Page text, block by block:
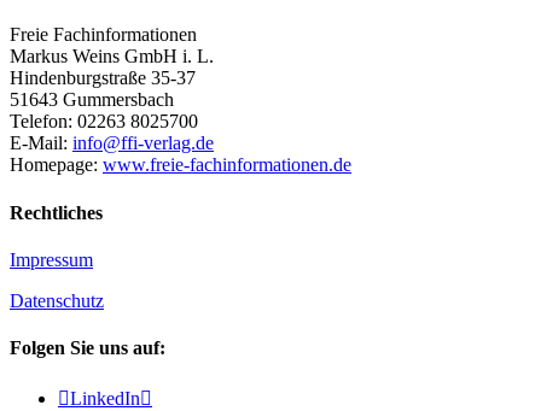
Freie Fachinformationen
Markus Weins GmbH i. L.
Hindenburgstraße 35-37
51643 Gummersbach
Telefon: 02263 8025700
E-Mail: info@ffi-verlag.de
Homepage: www.freie-fachinformationen.de
Rechtliches
Impressum
Datenschutz
Folgen Sie uns auf:
LinkedIn